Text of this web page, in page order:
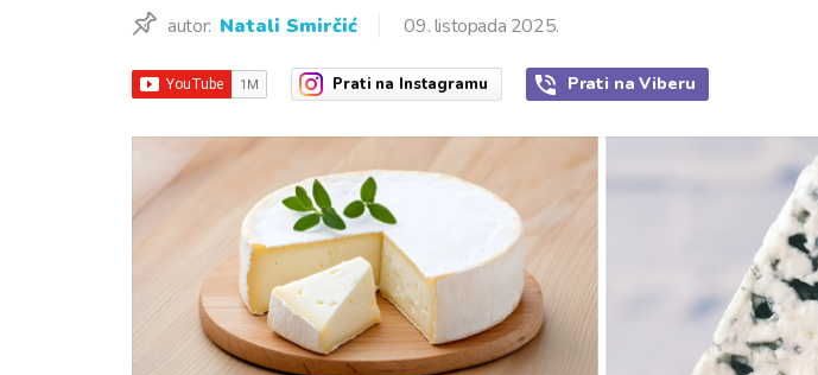
autor: Natali Smirčić 09. listopada 2025.
Prati na Instagramu Prati na Viberu